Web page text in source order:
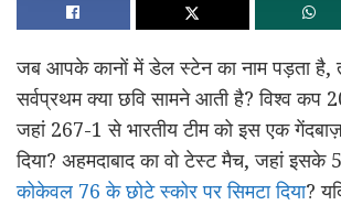
जब आपके कानों में डेल स्टेन का नाम पड़ता है,
सर्वप्रथम क्या छवि सामने आती है? विश्व कप
जहां 267-1 से भारतीय टीम को इस एक
दिया? अहमदाबाद का वो टेस्ट मैच, जहां इसके
कोकेवल 76 के छोटे स्कोर पर सिमटा दिया?